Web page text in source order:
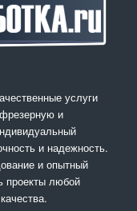
услуги
и
и надежность.
и опытный
проекты любой